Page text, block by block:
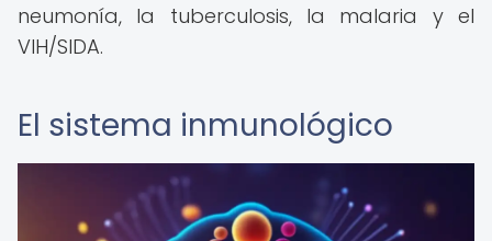
neumonía, la tuberculosis, la malaria y el
VIH/SIDA.
El sistema inmunológico